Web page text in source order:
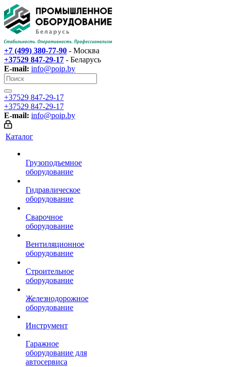
+7 (499) 380-77-90 - Москва
+37529 847-29-17‬ - Беларусь
E-mail: info@poip.by
+37529 847-29-17‬
+37529 847-29-17‬
E-mail: info@poip.by
Каталог
Грузоподъемное
оборудование
Гидравлическое
оборудование
Сварочное
оборудование
Вентиляционное
оборудование
Строительное
оборудование
Железнодорожное
оборудование
Инструмент
Гаражное
оборудование для
автосервиса